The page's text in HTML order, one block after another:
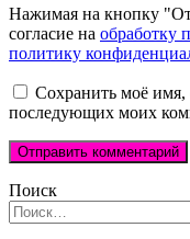
Нажимая на кнопку
согласие на обработку
политику
Сохранить моё имя,
последующих моих
Поиск
Search
for: